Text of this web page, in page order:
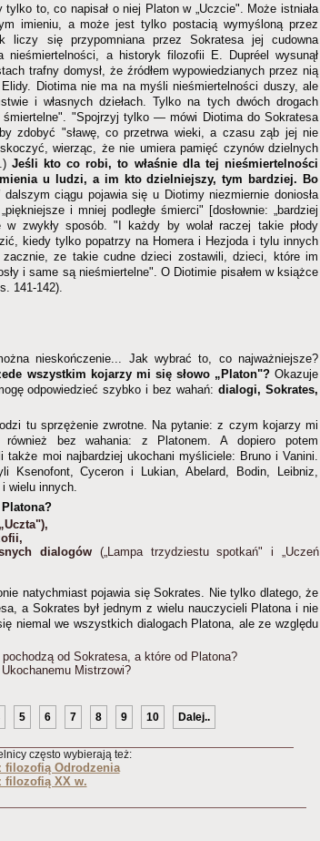
tylko to, co napisał o niej Platon w „Uczcie". Może istniała
imieniu, a może jest tylko postacią wymyśloną przez
liczy się przypomniana przez Sokratesa jej cudowna
nieśmiertelności, a historyk filozofii E. Dupréel wysunął
trafny domysł, że źródłem wypowiedzianych przez nią
Diotima nie ma na myśli nieśmiertelności duszy, ale
i własnych dziełach. Tylko na tych dwóch drogach
śmiertelne". "Spojrzyj tylko — mówi Diotima do Sokratesa
zdobyć "sławę, co przetrwa wieki, a czasu ząb jej nie
wierząc, że nie umiera pamięć czynów dzielnych
Jeśli kto co robi, to właśnie dla tej nieśmiertelności
u ludzi, a im kto dzielniejszy, tym bardziej. Bo
ciągu pojawia się u Diotimy niezmiernie doniosła
i mniej podległe śmierci" [dosłownie: „bardziej
w zwykły sposób. "I każdy by wolał raczej takie płody
kiedy tylko popatrzy na Homera i Hezjoda i tylu innych
ze takie cudne dzieci zostawili, dzieci, które im
i same są nieśmiertelne". O Diotimie pisałem w książce
141-142).
nieskończenie... Jak wybrać to, co najważniejsze?
wszystkim kojarzy mi się słowo „Platon"?Okazuje
odpowiedzieć szybko i bez wahań: dialogi, Sokrates,
tu sprzężenie zwrotne. Na pytanie: z czym kojarzy mi
również bez wahania: z Platonem. A dopiero potem
także moi najbardziej ukochani myśliciele: Bruno i Vanini.
Ksenofont, Cyceron i Lukian, Abelard, Bodin, Leibniz,
wielu innych.
dialogów („Lampa trzydziestu spotkań" i „Uczeń
natychmiast pojawia się Sokrates. Nie tylko dlatego, że
a Sokrates był jednym z wielu nauczycieli Platona i nie
niemal we wszystkich dialogach Platona, ale ze względu
od Sokratesa, a które od Platona?
Mistrzowi?
5 6 7 8 9 10 Dalej..
często wybierają też:
filozofią Odrodzenia
filozofią XX w.